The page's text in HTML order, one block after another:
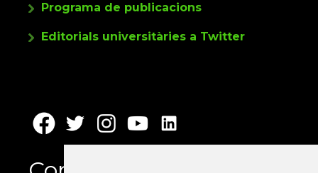
Programa de publicacions
Editorials universitàries a Twitter